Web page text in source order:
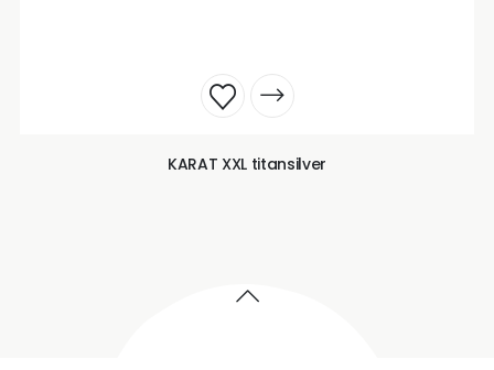
KARAT XXL titansilver